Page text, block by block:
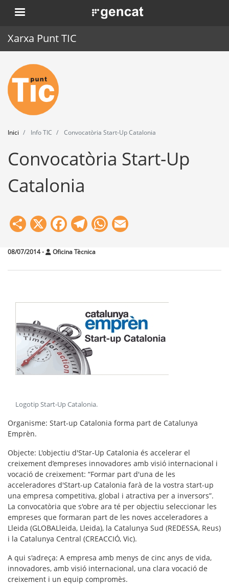
Vés
al
. Obre en una nova finestra.
Xarxa Punt TIC
Inici
Punt TIC
Actualitat
Agenda
Formació
Eines
Inici Info TIC Convocatòria Start-Up Catalonia
Convocatòria Start-Up
Catalonia
Share
X Facebook
Telegram
WhatsApp
08/07/2014- Oficina Tècnica
Logotip Start-Up Catalonia.
Organisme: Start-up Catalonia forma part de Catalunya
Emprèn.
Objecte: L'objectiu d'Star-Up Catalonia és accelerar el
creixement d’empreses innovadores amb visió internacional i
vocació de creixement: “Formar part d'una de les
acceleradores d'Start-up Catalonia farà de la vostra start-up
una empresa competitiva, global i atractiva per a inversors”.
La convocatòria que s'obre ara té per objectiu seleccionar les
empreses que formaran part de les noves acceleradores a
Lleida (GLOBALleida, Lleida), la Catalunya Sud (REDESSA, Reus)
i la Catalunya Central (CREACCIÓ, Vic).
A qui s'adreça: A empresa amb menys de cinc anys de vida,
innovadores, amb visió internacional, una clara vocació de
creixement i un equip compromès.